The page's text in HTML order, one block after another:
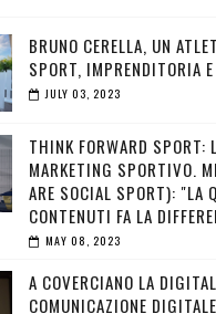
BRUNO CERELLA, UN
SPORT, IMPRENDITORIA
JULY 03, 2023
THINK FORWARD SPORT:
MARKETING SPORTIVO.
ARE SOCIAL SPORT): "LA
CONTENUTI FA LA
MAY 08, 2023
A COVERCIANO LA
COMUNICAZIONE